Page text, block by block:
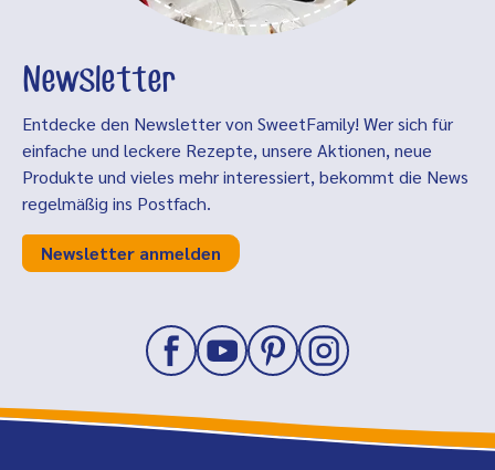
Newsletter
Entdecke den Newsletter von SweetFamily! Wer sich für
einfache und leckere Rezepte, unsere Aktionen, neue
Produkte und vieles mehr interessiert, bekommt die News
regelmäßig ins Postfach.
Newsletter anmelden